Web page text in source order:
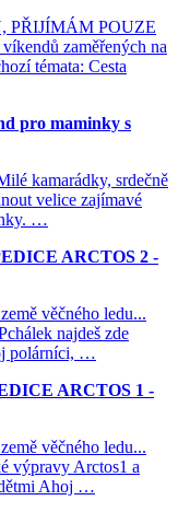
PŘIJÍMÁM POUZE
zaměřených na
témata: Cesta
pro maminky s
kamarádky, srdečně
velice zajímavé
…
ARCTOS 2 -
věčného ledu...
najdeš zde
polárníci, …
ARCTOS 1 -
věčného ledu...
výpravy Arctos1 a
Ahoj …